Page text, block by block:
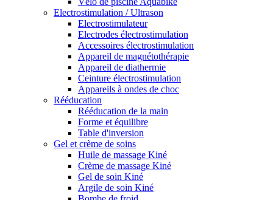
Electrostimulation / Ultrason
Electrostimulateur
Electrodes électrostimulation
Accessoires électrostimulation
Appareil de magnétothérapie
Appareil de diathermie
Ceinture électrostimulation
Appareils à ondes de choc
Rééducation
Rééducation de la main
Forme et équilibre
Table d'inversion
Gel et crème de soins
Huile de massage Kiné
Crème de massage Kiné
Gel de soin Kiné
Argile de soin Kiné